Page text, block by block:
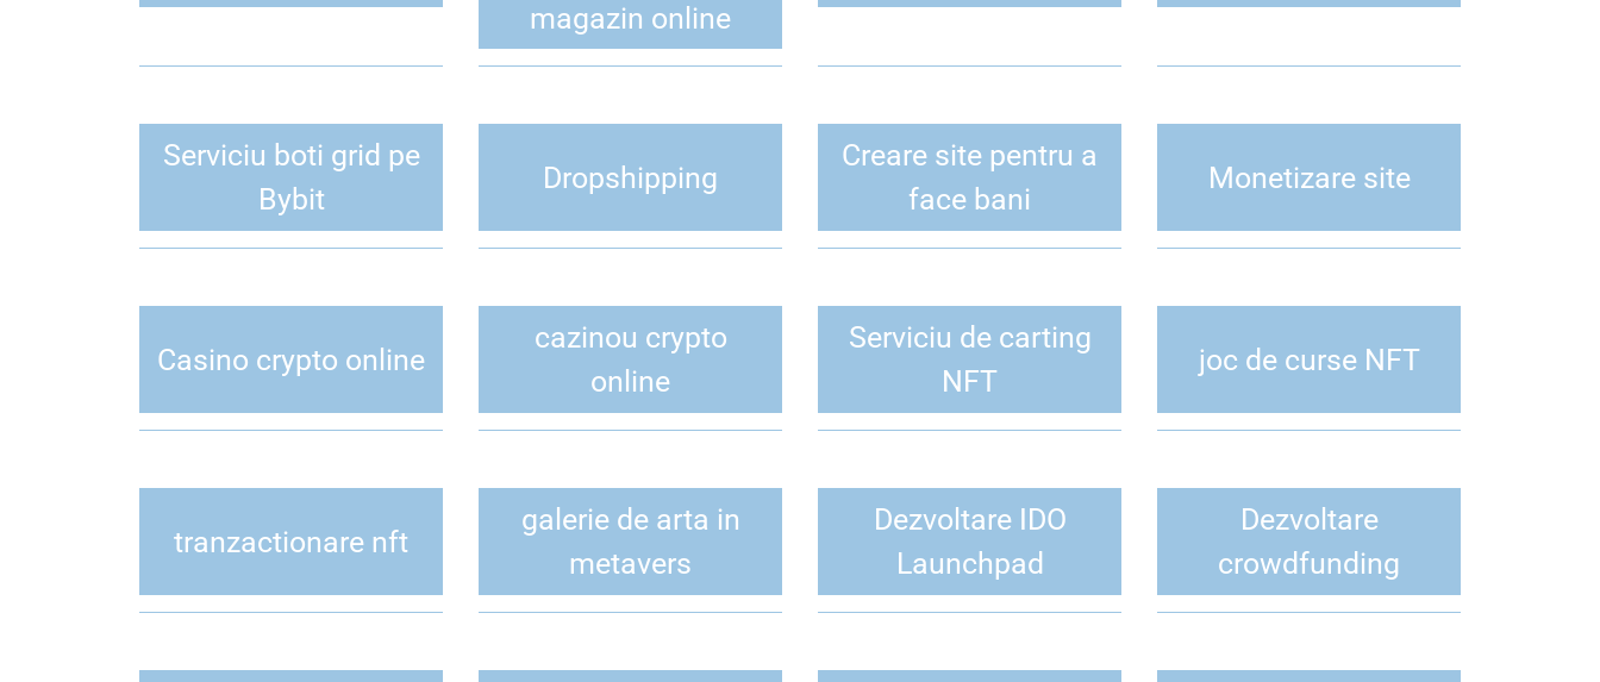
magazin online
Serviciu boti grid pe
Bybit
Dropshipping
Creare site pentru a
face bani
Monetizare site
Casino crypto online
cazinou crypto
online
Serviciu de carting
NFT
joc de curse NFT
tranzactionare nft
galerie de arta in
metavers
Dezvoltare IDO
Launchpad
Dezvoltare
crowdfunding
×